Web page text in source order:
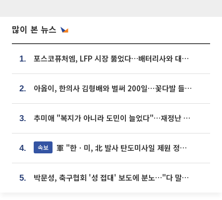
많이 본 뉴스
1. 포스코퓨처엠, LFP 시장 뚫었다…배터리사와 대규모 장기 공급 합의
2. 아옳이, 한의사 김형배와 벌써 200일⋯꽃다발 들고 "프러포즈 아냐"
3. 추미애 "복지가 아니라 도민이 늘었다"…재정난 책임론 정면돌파
4. 속보 軍 "한ㆍ미, 北 발사 탄도미사일 제원 정밀분석 중"
5. 박문성, 축구협회 '성 접대' 보도에 분노…"다 말아먹으려고 작정했나"